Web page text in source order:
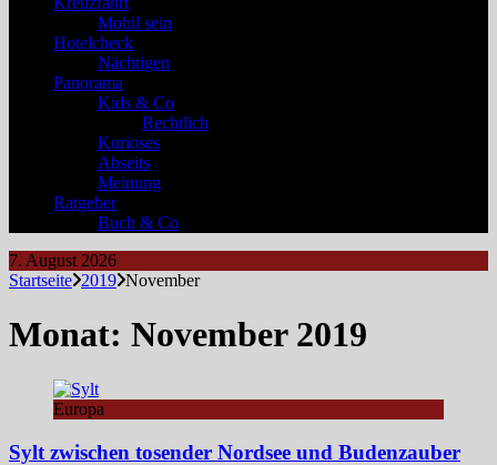
Mobil sein
Hotelcheck
Nächtigen
Panorama
Kids & Co
Rechtlich
Kurioses
Abseits
Meinung
Ratgeber
Buch & Co
7. August 2026
Startseite 2019 November
Monat: November 2019
Europa
Sylt zwischen tosender Nordsee und Budenzauber